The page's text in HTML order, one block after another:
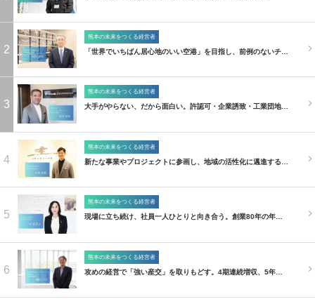
2
熊本の未来をつくる経営者
「世界でいちばん居心地のいい空港」を目指し、前例のないチ…
3
熊本の未来をつくる経営者
大手がやらない、だから面白い。許認可・企業誘致・工業団地…
4
熊本の未来をつくる経営者
新たな事業やプロジェクトに参画し、地域の活性化に邁進する…
5
熊本の未来をつくる経営者
現場に立ち続け、社員一人ひとりと向き合う。創業80年の年…
6
熊本の未来をつくる経営者
攻めの経営で「強い産交」を取りもどす。4期連続増収、5年…